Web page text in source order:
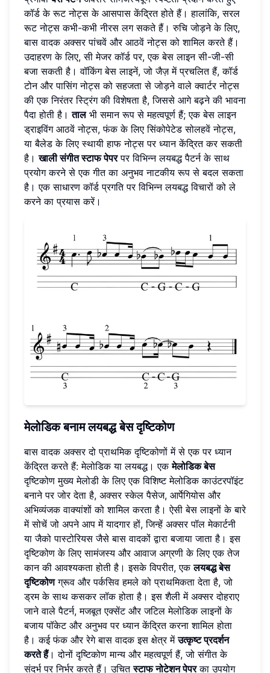
कॉर्ड के रूट नोट्स के आसपास केंद्रित होते हैं। हालांकि, सरल
रूट नोट्स कभी-कभी नीरस लग सकते हैं। रुचि जोड़ने के लिए,
बास वादक अक्सर पांचवें और आठवें नोट्स को शामिल करते हैं।
उदाहरण के लिए, सी मेजर कॉर्ड पर, एक बेस लाइन सी-जी-सी
बजा सकती है। वॉकिंग बेस लाइनें, जो जैज़ में प्रचलित हैं, कॉर्ड
टोन और पासिंग नोट्स को सहजता से जोड़ने वाले क्वार्टर नोट्स
की एक निरंतर स्ट्रिंग की विशेषता है, जिससे आगे बढ़ने की भावना
पैदा होती है।तालभी समान रूप से महत्वपूर्ण हैं; एक बेस लाइन
ड्राइविंग आठवें नोट्स, फंक के लिए सिंकोपेटेड सोलहवें नोट्स,
या बैलेड के लिए स्थायी हाफ नोट्स पर ध्यान केंद्रित कर सकती
है।खाली संगीत स्टाफ पेपरपर विभिन्न लयबद्ध पैटर्न के साथ
प्रयोग करने से एक गीत का अनुभव नाटकीय रूप से बदल सकता
है। एक साधारण कॉर्ड प्रगति पर विभिन्न लयबद्ध विचारों को ले
करने का प्रयास करें।
मेलोडिक बनामलयबद्ध बेस दृष्टिकोण
बास वादक अक्सर दो प्राथमिक दृष्टिकोणों में से एक पर ध्यान
केंद्रित करते हैं: मेलोडिक या लयबद्ध। एकमेलोडिक बेस
दृष्टिकोण मुख्य मेलोडी के लिए एक विशिष्ट मेलोडिक काउंटरपॉइंट
बनाने पर जोर देता है, अक्सर स्केल पैसेज, आर्पेगियोस और
अभिव्यंजक वाक्यांशों को शामिल करता है। ऐसी बेस लाइनों के बारे
में सोचें जो अपने आप में यादगार हों, जिन्हें अक्सर पॉल मेकार्टनी
या जैको पास्टोरियस जैसे बास वादकों द्वारा बजाया जाता है। इस
दृष्टिकोण के लिए सामंजस्य और आवाज अग्रणी के लिए एक तेज
कान की आवश्यकता होती है। इसके विपरीत, एकलयबद्ध बेस
दृष्टिकोणग्रूव और पर्कसिव हमले को प्राथमिकता देता है, जो
ड्रम के साथ कसकर लॉक होता है। इस शैली में अक्सर दोहराए
जाने वाले पैटर्न, मजबूत एक्सेंट और जटिल मेलोडिक लाइनों के
बजाय पॉकेट और अनुभव पर ध्यान केंद्रित करना शामिल होता
है। कई फंक और रेगे बास वादक इस क्षेत्र मेंउत्कृष्ट प्रदर्शन
करते हैं। दोनों दृष्टिकोण मान्य और महत्वपूर्ण हैं, जो संगीत के
संदर्भ पर निर्भर करते हैं। उचितस्टाफ नोटेशन पेपरका उपयोग